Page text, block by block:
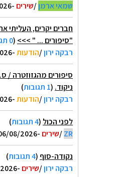
שמאי ארמן/שירים -06/08/2026 13:27
חברים יקרים, העליתי
"סיפורים ... " >>> (0 תגובות
רבקה ירון/הודעות-06/08/2026 12:20
ניקוד. (1 תגובות
)
רבקה ירון/הודעות-06/08/2026 12:16
לפני הכול (4 תגובות
)
ZR
/שירים -06/08/2026 10:54
נקודה-סוף (4 תגובות
)
רבקה ירון/שירים -06/08/2026 10:45